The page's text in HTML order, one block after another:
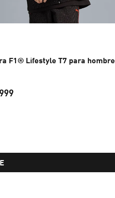
F1® Lifestyle T7 para hombre